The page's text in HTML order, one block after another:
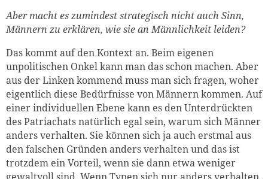
Aber macht es zumindest strategisch nicht auch Sinn,
Männern zu erklären, wie sie an Männlichkeit leiden?
Das kommt auf den Kontext an. Beim eigenen
unpolitischen Onkel kann man das schon machen. Aber
aus der Linken kommend muss man sich fragen, woher
eigentlich diese Bedürfnisse von Männern kommen. Auf
einer individuellen Ebene kann es den Unterdrückten
des Patriachats natürlich egal sein, warum sich Männer
anders verhalten. Sie können sich ja auch erstmal aus
den falschen Gründen anders verhalten und das ist
trotzdem ein Vorteil, wenn sie dann etwa weniger